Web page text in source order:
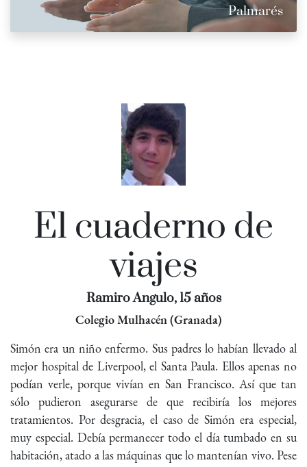
Palmarés
El cuaderno de
viajes
Ramiro Angulo, 15 años
Colegio Mulhacén (Granada)
Simón era un niño enfermo. Sus padres lo habían llevado al
mejor hospital de Liverpool, el Santa Paula. Ellos apenas no
podían verle, porque vivían en San Francisco. Así que tan
sólo pudieron asegurarse de que recibiría los mejores
tratamientos. Por desgracia, el caso de Simón era especial,
muy especial. Debía permanecer todo el día tumbado en su
habitación, atado a las máquinas que lo mantenían vivo. Pese